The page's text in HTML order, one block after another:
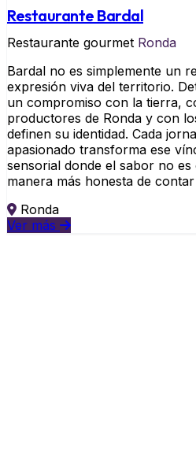
Restaurante Bardal
Restaurante gourmet Ronda
Bardal no es simplemente un
expresión viva del territorio.
un compromiso con la tierra,
productores de Ronda y con
definen su identidad. Cada
apasionado transforma ese
sensorial donde el sabor no es
manera más honesta de
Ronda
Ver más